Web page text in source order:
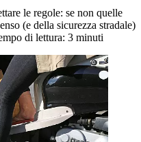
le regole: se non quelle
(e della sicurezza stradale)
di lettura: 3 minuti